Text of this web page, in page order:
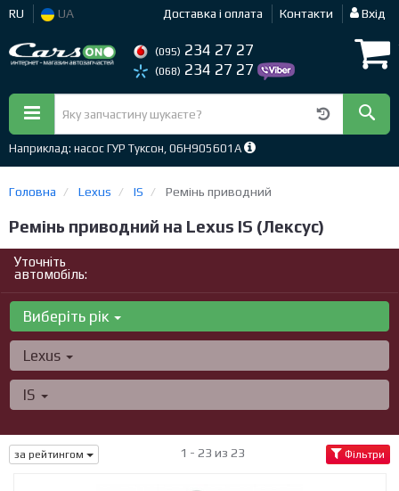
RU UA Доставка і оплата Контакти Вхід
(095) 234 27 27
(068) 234 27 27
Наприклад: насос ГУР Туксон, 06H905601A
Головна Lexus IS Ремінь приводний
Ремінь приводний на Lexus IS (Лексус)
Уточніть
автомобіль:
Виберіть рік
Lexus
IS
за рейтингом 1 - 23 из 23 Фільтри